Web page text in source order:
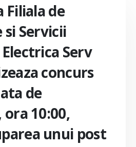
Filiala de
Servicii
Serv
concurs
de
ora 10:00,
unui post